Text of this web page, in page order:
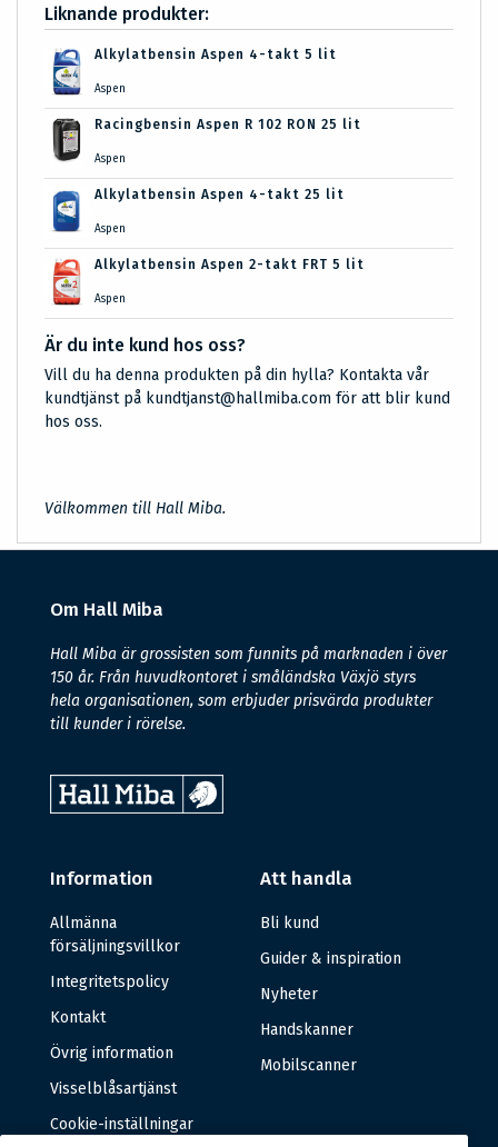
Liknande produkter:
Alkylatbensin Aspen 4-takt 5 lit
Aspen
Racingbensin Aspen R 102 RON 25 lit
Aspen
Alkylatbensin Aspen 4-takt 25 lit
Aspen
Alkylatbensin Aspen 2-takt FRT 5 lit
Aspen
Är du inte kund hos oss?
Vill du ha denna produkten på din hylla? Kontakta vår
kundtjänst på kundtjanst@hallmiba.com för att blir kund
hos oss.
Välkommen till Hall Miba.
Om Hall Miba
Hall Miba är grossisten som funnits på marknaden i över
150 år. Från huvudkontoret i småländska Växjö styrs
hela organisationen, som erbjuder prisvärda produkter
till kunder i rörelse.
Information
Allmänna
försäljningsvillkor
Integritetspolicy
Kontakt
Övrig information
Visselblåsartjänst
Cookie-inställningar
Att handla
Bli kund
Guider & inspiration
Nyheter
Handskanner
Mobilscanner